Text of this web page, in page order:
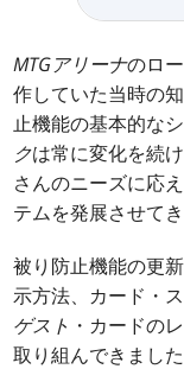
MTGアリーナのロ
作していた当時の
止機能の基本的な
クは常に変化を続
さんのニーズに応
テムを発展させてき
被り防止機能の更
示方法、カード・
ゲスト ・カードの
取り組んできまし